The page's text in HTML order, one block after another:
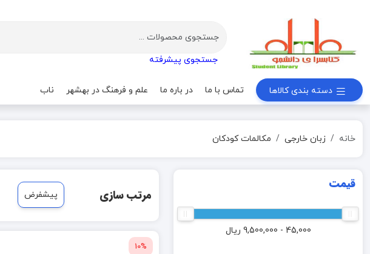
جستجوی پیشرفته
دسته بندی کالاها تماس با ما در باره ما علم و فرهنگ در بهشهر ناب
خانه زبان خارجی مکالمات کودکان
قیمت
45,000 - 9,500,000 ریال
مرتب سازی پیشفرض
10%